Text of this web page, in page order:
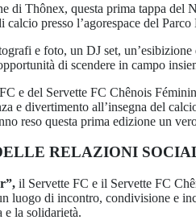
di Thônex, questa prima tappa del
presso l’agorespace del Parco
e foto, un DJ set,
di scendere in campo
e del Servette FC Chênois
e divertimento all’insegna del
reso questa prima edizione un
RELAZIONI
il Servette FC e il Servette FC
luogo di incontro, condivisione e
la solidarietà.